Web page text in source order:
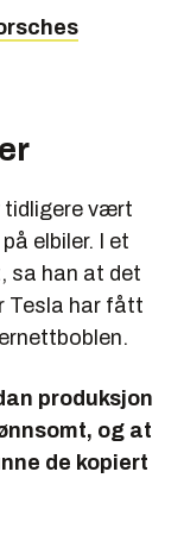
tidligere vært
elbiler. I et
sa han at det
Tesla har fått
produksjon
og at
de kopiert